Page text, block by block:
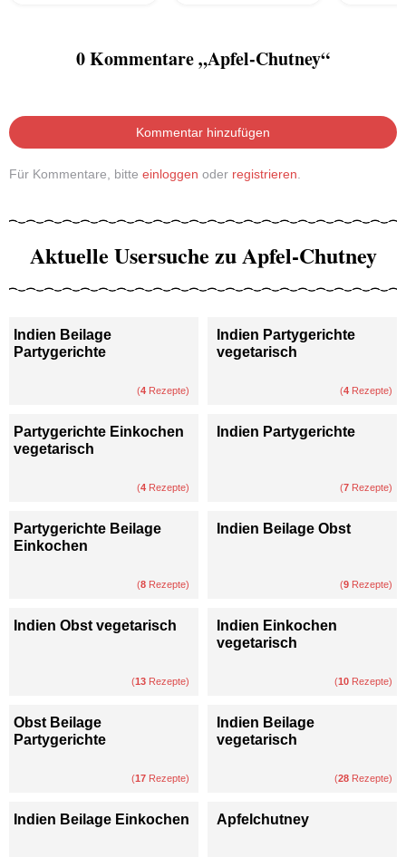
0 Kommentare „Apfel-Chutney“
Kommentar hinzufügen
Für Kommentare, bitte einloggen oder registrieren.
Aktuelle Usersuche zu Apfel-Chutney
Indien Beilage
Partygerichte
(4 Rezepte)
Indien Partygerichte
vegetarisch
(4 Rezepte)
Partygerichte Einkochen
vegetarisch
(4 Rezepte)
Indien Partygerichte
(7 Rezepte)
Partygerichte Beilage
Einkochen
(8 Rezepte)
Indien Beilage Obst
(9 Rezepte)
Indien Obst vegetarisch
(13 Rezepte)
Indien Einkochen
vegetarisch
(10 Rezepte)
Obst Beilage
Partygerichte
(17 Rezepte)
Indien Beilage
vegetarisch
(28 Rezepte)
Indien Beilage Einkochen Apfelchutney